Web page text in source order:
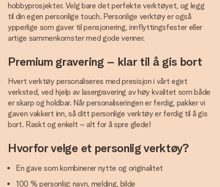
hobbyprosjekter. Velg bare det perfekte verktøyet, og legg
til din egen personlige touch. Personlige verktøy er også
ypperlige som gaver til pensjonering, innflyttingsfester eller
artige sammenkomster med gode venner.
Premium gravering – klar til å gis bort
Hvert verktøy personaliseres med presisjon i vårt eget
verksted, ved hjelp av lasergravering av høy kvalitet som både
er skarp og holdbar. Når personaliseringen er ferdig, pakker vi
gaven vakkert inn, så ditt personlige verktøy er ferdig til å gis
bort. Raskt og enkelt – alt for å spre glede!
Hvorfor velge et personlig verktøy?
En gave som kombinerer nytte og originalitet
100 % personlig: navn, melding, bilde